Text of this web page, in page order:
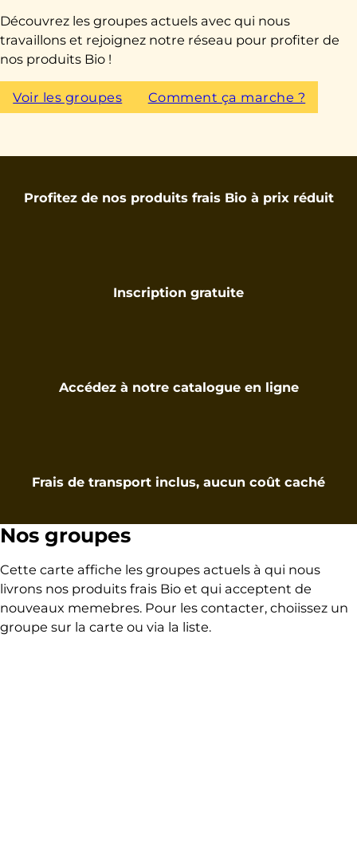
Découvrez les groupes actuels avec qui nous
travaillons et rejoignez notre réseau pour profiter de
nos produits Bio !
Voir les groupes Comment ça marche ?
Profitez de nos produits frais Bio à prix réduit
Inscription gratuite
Accédez à notre catalogue en ligne
Frais de transport inclus, aucun coût caché
Nos groupes
Cette carte affiche les groupes actuels à qui nous
livrons nos produits frais Bio et qui acceptent de
nouveaux memebres. Pour les contacter, choiissez un
groupe sur la carte ou via la liste.